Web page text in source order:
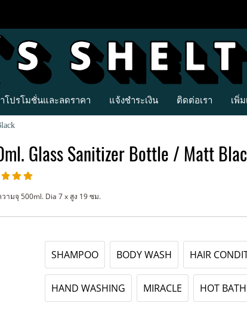
โปรโมชั่นและลดราคา แจ้งชำระเงิน ติดต่อเรา เพิ่
Glass Sanitizer Bottle / Matt
ามจุ 500ml. Dia 7 x สูง 19 ซม.
SHAMPOO BODY WASH HAIR
HAND WASHING MIRACLE HOT BATH